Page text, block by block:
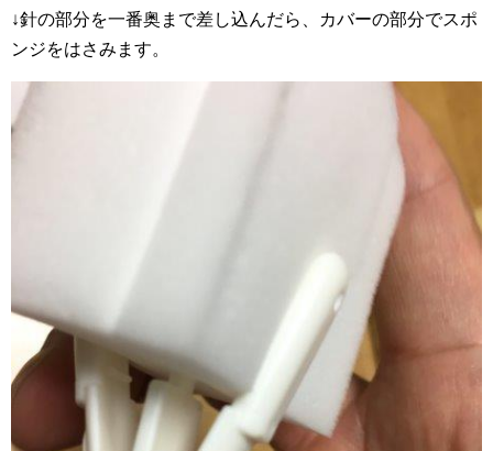
↓針の部分を一番奥まで差し込んだら、カバーの部分でスポ
ンジをはさみます。